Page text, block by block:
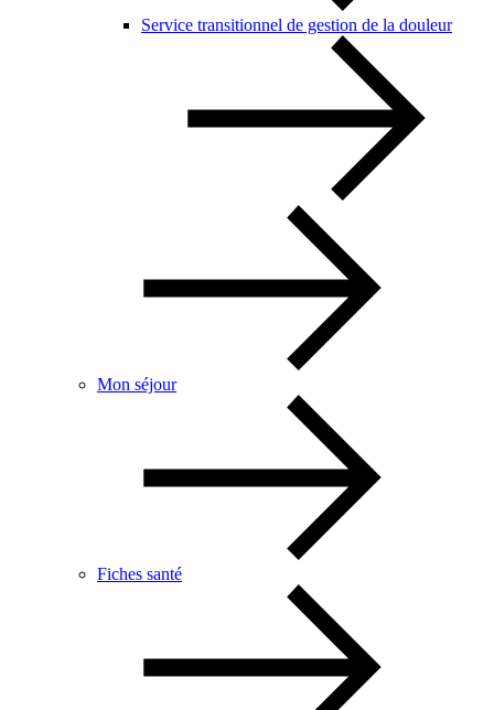
Service transitionnel de gestion de la douleur
Mon séjour
Fiches santé